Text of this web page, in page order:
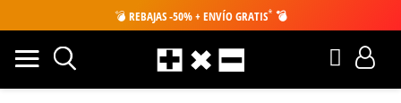
💣 REBAJAS -50% + ENVÍO GRATIS* 💣